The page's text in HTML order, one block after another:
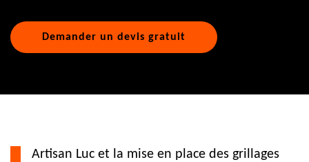
Demander un devis gratuit
Artisan Luc et la mise en place des grillages